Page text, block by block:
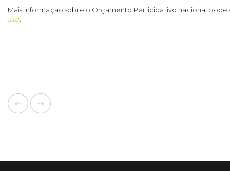
Mais informação sobre o Orçamento Participativo nacional
site